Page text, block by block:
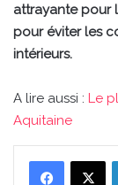
attrayante pour
pour éviter les
intérieurs.
A lire aussi : Le
Aquitaine